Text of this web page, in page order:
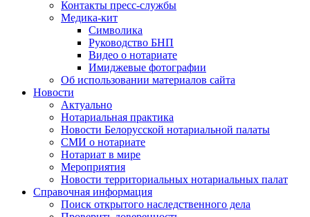
Контакты пресс-службы
Медика-кит
Символика
Руководство БНП
Видео о нотариате
Имиджевые фотографии
Об использовании материалов сайта
Новости
Актуально
Нотариальная практика
Новости Белорусской нотариальной палаты
СМИ о нотариате
Нотариат в мире
Мероприятия
Новости территориальных нотариальных палат
Справочная информация
Поиск открытого наследственного дела